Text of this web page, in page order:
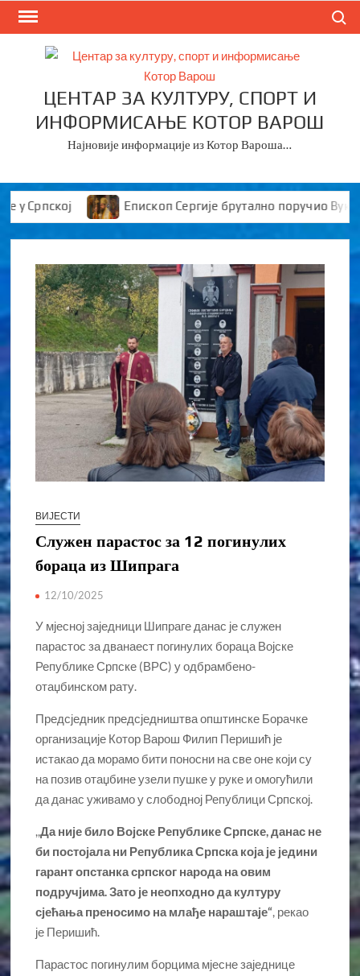
Skip
ЦЕНТАР ЗА КУЛТУРУ, СПОРТ И
ИНФОРМИСАЊЕ КОТОР ВАРОШ
Најновије информације из Котор Вароша…
Епископ Сергије брутално поручио
ВИЈЕСТИ
Служен парастос за 12 погинулих
бораца из Шипрага
12/10/2025
У мјесној заједници Шипраге данас је служен
парастос за дванаест погинулих бораца Војске
Републике Српске (ВРС) у одбрамбено-
отаџбинском рату.
Предсједник предсједништва општинске Борачке
организације Котор Варош Филип Перишић је
истакао да морамо бити поносни на све оне који су
на позив отаџбине узели пушке у руке и омогућили
да данас уживамо у слободној Републици Српској.
,,Да није било Војске Републике Српске, данас не
би постојала ни Република Српска која је једини
гарант опстанка српског народа на овим
подручјима. Зато је неопходно да културу
сјећања преносимо на млађе нараштаје“, рекао
је Перишић.
Парастос погинулим борцима мјесне заједнице